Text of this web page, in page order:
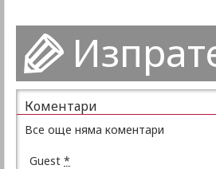
Коментари
Все още няма коментари
Guest *